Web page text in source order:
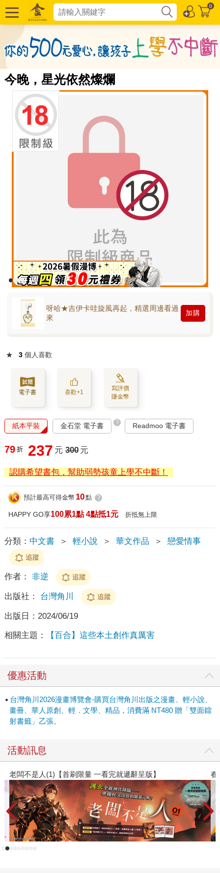
0
今晚，星光依然燦爛
呀哈★吉伊卡哇旋風再起，精選周邊看過
來
加購
★ 3 個人喜歡
電子書 喜歡+1
寫評價
賺金幣
紙本平裝 金石堂 電子書 ? Readmoo 電子書
79 折 237 元 300 元
認購希望書包，幫助弱勢孩童上學不中斷！
預計最高可得金幣 10點 ?
HAPPY GO享100累1點 4點抵1元 折抵無上限
分類： 中文書 ＞ 輕小說 ＞ 華文作品 ＞ 戀愛情事
追蹤
作者： 非逆 追蹤
出版社： 台灣角川 追蹤
出版日： 2024/06/19
相關主題： 【百合】這些本土創作真厲害
優惠活動
台灣角川2026漫畫博覽會-購買台灣角川出版之漫畫、輕小說、
畫冊、華人原創、輕．文學、精品，消費滿 NT480 贈「雙面鐳
射書籤」乙張。
活動訊息
春光ｘ奇幻基地｜全書系展